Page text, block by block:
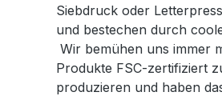
Siebdruck oder
und bestechen durch
Wir bemühen uns immer
Produkte FSC-zertifiziert
produzieren und haben